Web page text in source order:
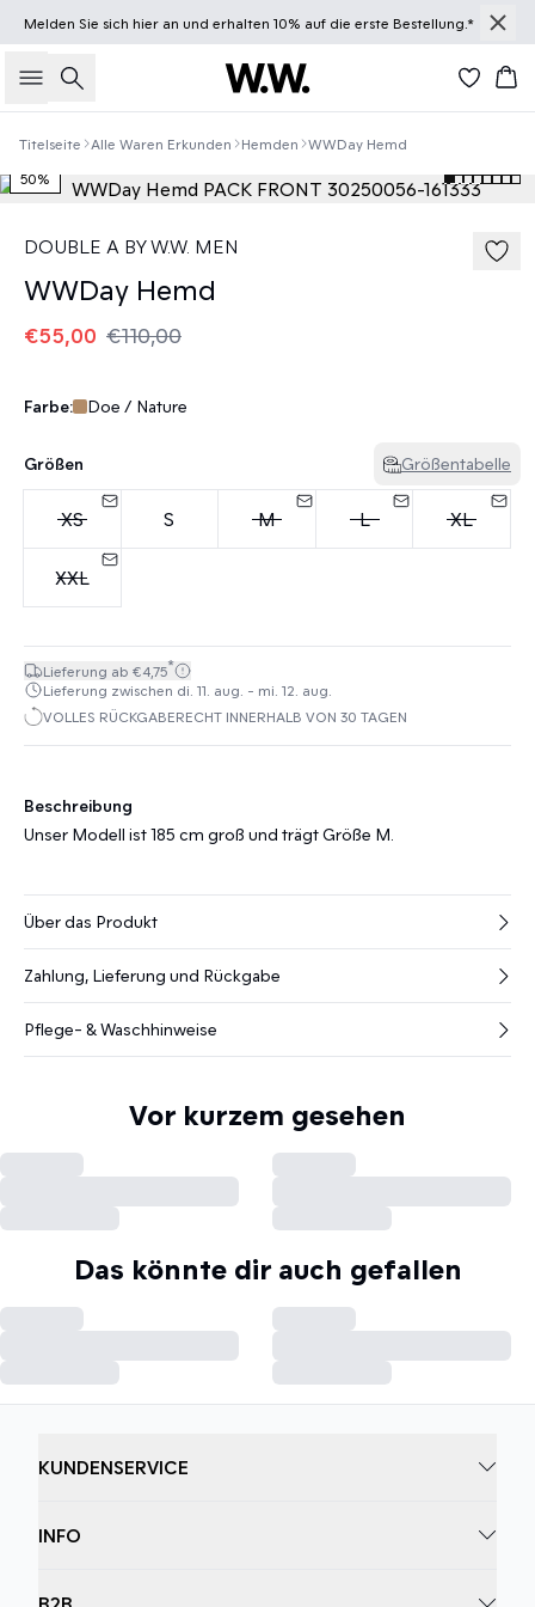
Melden Sie sich hieran und erhalten 10% auf die erste Bestellung.*
Suche
Titelseite Alle Waren Erkunden Hemden WWDay Hemd
50%
DOUBLE A BY W.W. MEN
WWDay Hemd
€55,00 €110,00
Farbe: Doe / Nature
Größen Größentabelle
XS S M L XL
XXL
Lieferung ab €4,75*
Lieferung zwischen di. 11. aug. - mi. 12. aug.
VOLLES RÜCKGABERECHT INNERHALB VON 30 TAGEN
Beschreibung
Unser Modell ist 185 cm groß und trägt Größe M.
Über das Produkt
Zahlung, Lieferung und Rückgabe
Pflege- & Waschhinweise
Vor kurzem gesehen
Das könnte dir auch gefallen
KUNDENSERVICE
INFO